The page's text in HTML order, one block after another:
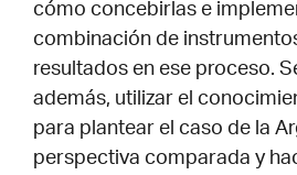
cómo concebirlas e
combinación de
resultados en ese proceso.
además, utilizar el
para plantear el caso de la
perspectiva comparada y